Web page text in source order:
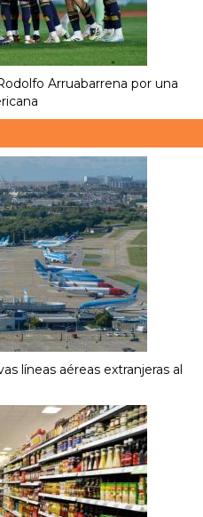
Arruabarrena por una
líneas aéreas extranjeras al